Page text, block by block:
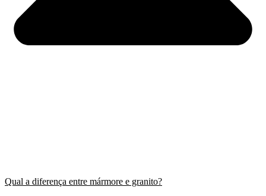
Qual a diferença entre mármore e granito?